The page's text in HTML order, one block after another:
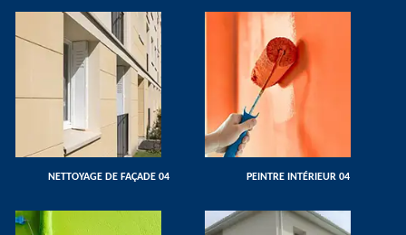
NETTOYAGE DE FAÇADE 04 PEINTRE INTÉRIEUR 04